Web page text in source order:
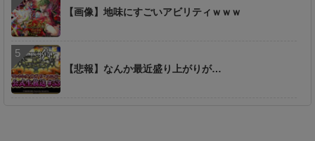
【画像】地味にすごいアビリティｗｗｗ
【悲報】なんか最近盛り上がりが…